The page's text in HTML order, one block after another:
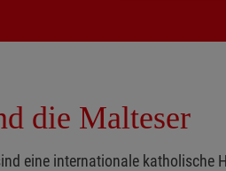
die Malteser
eine internationale katholische